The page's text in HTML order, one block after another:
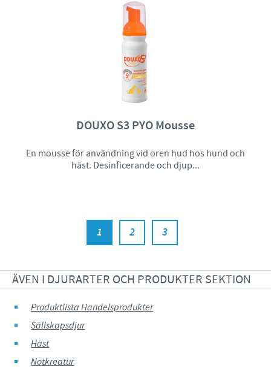
DOUXO S3 PYO Mousse
En mousse för användning vid oren hud hos hund och
häst. Desinficerande och djup...
1 2 3
ÄVEN I DJURARTER OCH PRODUKTER SEKTION
Produktlista Handelsprodukter
Sällskapsdjur
Häst
Nötkreatur